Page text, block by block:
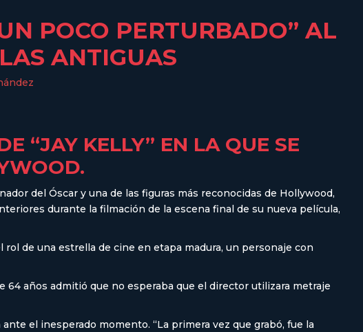
POCO PERTURBADO” AL
ANTIGUAS
“JAY KELLY” EN LA QUE SE
del Óscar y una de las figuras más reconocidas de Hollywood,
durante la filmación de la escena final de su nueva película,
de una estrella de cine en etapa madura, un personaje con
años admitió que no esperaba que el director utilizara metraje
el inesperado momento. “La primera vez que grabó, fue la